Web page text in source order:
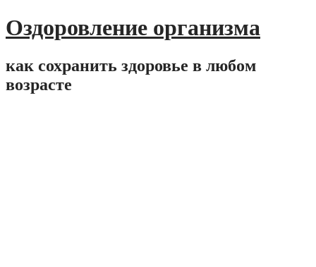
Оздоровление организма
как сохранить здоровье в любом
возрасте